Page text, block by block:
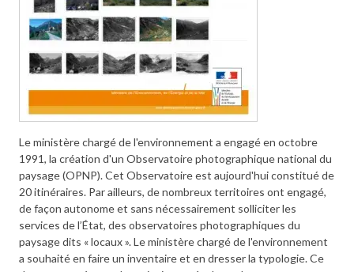
Le ministère chargé de l'environnement a engagé en octobre
1991, la création d'un Observatoire photographique national du
paysage (OPNP). Cet Observatoire est aujourd'hui constitué de
20 itinéraires. Par ailleurs, de nombreux territoires ont engagé,
de façon autonome et sans nécessairement solliciter les
services de l’État, des observatoires photographiques du
paysage dits « locaux ». Le ministère chargé de l'environnement
a souhaité en faire un inventaire et en dresser la typologie. Ce